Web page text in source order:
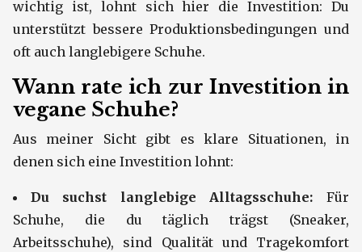
wichtig ist, lohnt sich hier die Investition: Du
unterstützt bessere Produktionsbedingungen und
oft auch langlebigere Schuhe.
Wann rate ich zur Investition in
vegane Schuhe?
Aus meiner Sicht gibt es klare Situationen, in
denen sich eine Investition lohnt:
Du suchst langlebige Alltagsschuhe: Für
Schuhe, die du täglich trägst (Sneaker,
Arbeitsschuhe), sind Qualität und Tragekomfort